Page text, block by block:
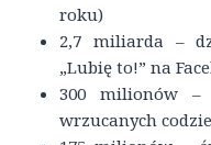
roku)
2,7 miliarda –
„Lubię to!” na
300 milionów –
wrzucanych